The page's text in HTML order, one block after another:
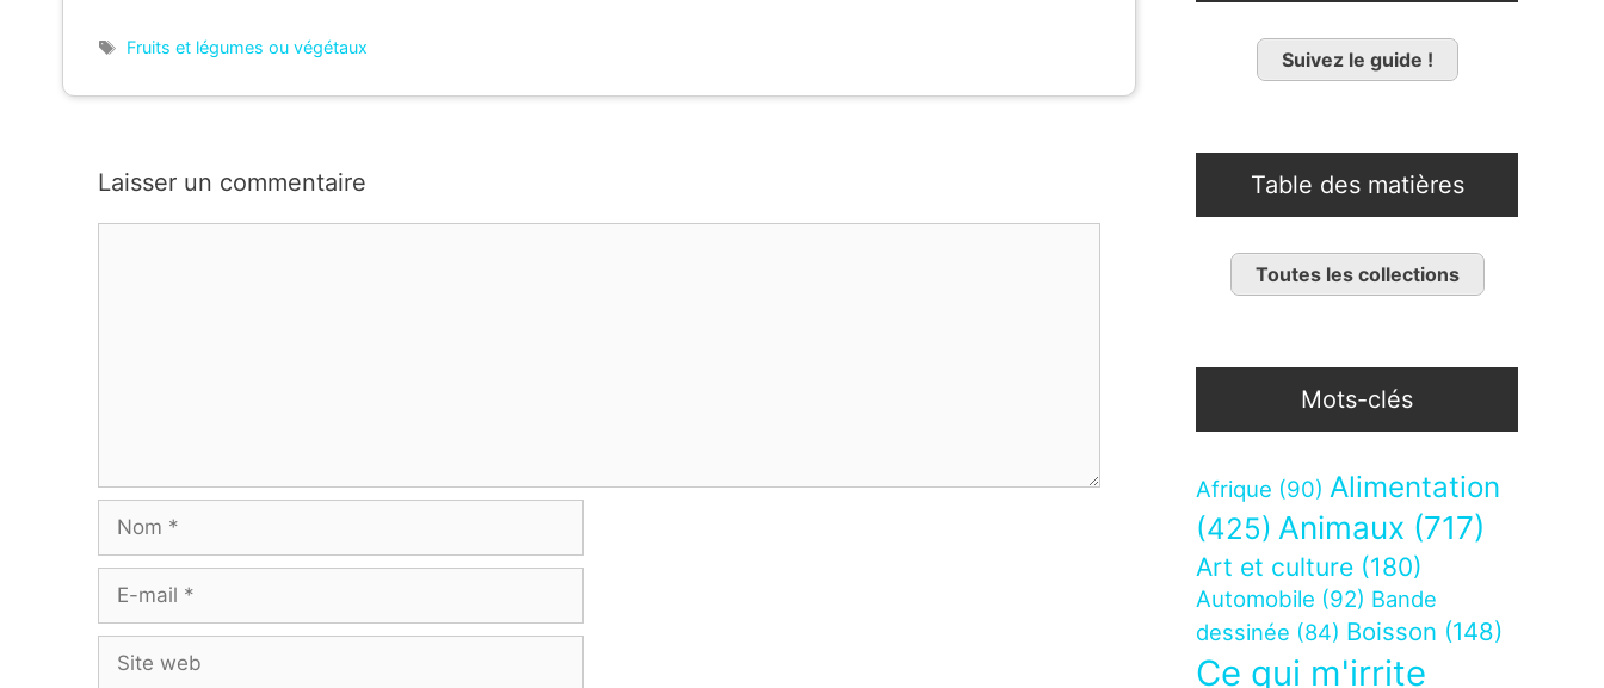
Étiquettes
Fruits et légumes ou végétaux
Laisser un commentaire
mail
web
Suivez le guide !
Table des matières
Toutes les collections
Mots-clés
Afrique (90) Alimentation
(425) Animaux (717)
Art et culture (180)
Automobile (92) Bande
dessinée (84) Boisson (148)
Ce qui m'irrite